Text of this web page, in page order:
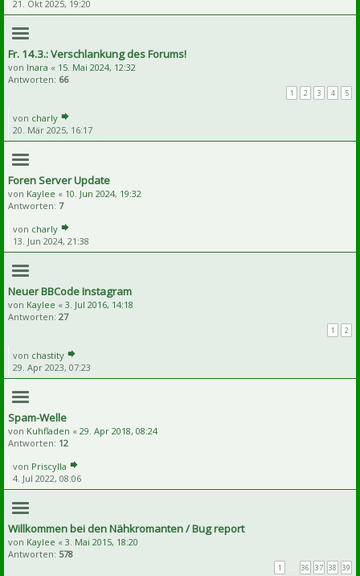
21. Okt 2025, 19:20
Fr. 14.3.: Verschlankung des Forums!
von Inara « 15. Mai 2024, 12:32
Antworten: 66
1 2 3 4 5
von charly
20. Mär 2025, 16:17
Foren Server Update
von Kaylee « 10. Jun 2024, 19:32
Antworten: 7
von charly
13. Jun 2024, 21:38
Neuer BBCode Instagram
von Kaylee « 3. Jul 2016, 14:18
Antworten: 27
1 2
von chastity
29. Apr 2023, 07:23
Spam-Welle
von Kuhfladen « 29. Apr 2018, 08:24
Antworten: 12
von Priscylla
4. Jul 2022, 08:06
Willkommen bei den Nähkromanten / Bug report
von Kaylee « 3. Mai 2015, 18:20
Antworten: 578
1 36 37 38 39